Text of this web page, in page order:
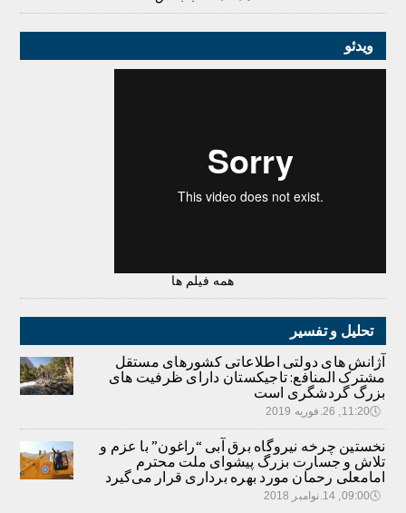
ویدئو
همه فیلم ها
تحلیل و تفسیر
آژانش های دولتی اطلاعاتی کشورهای مستقل
مشترک المنافع: تاجیکستان دارای ظرفیت های
بزرگ گردشگری است
🕔11:20, 26.فوریه 2019
نخستین چرخه نیروگاه برق آبی “راغون” با عزم و
تلاش و جسارت بزرگ پیشوای ملت محترم
امامعلی رحمان مورد بهره برداری قرار می‌گیرد
🕔09:00, 14.نوامبر 2018